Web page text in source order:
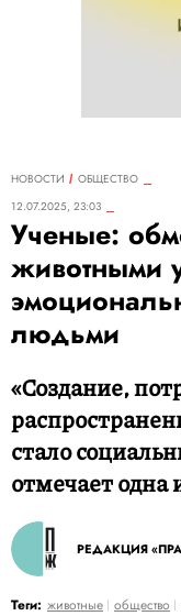
НОВОСТИ
ОБЩЕСТВО
12.07.2025, 23:03
Ученые:
животными
людьми
«Создание,
стало
отмечает одна
РЕДАКЦИЯ
Теги: животные общество